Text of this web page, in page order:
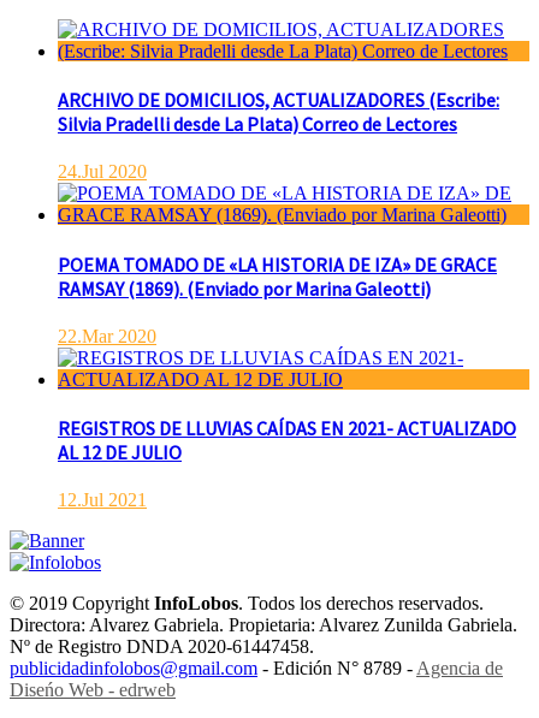
ARCHIVO DE DOMICILIOS, ACTUALIZADORES (Escribe:
Silvia Pradelli desde La Plata) Correo de Lectores
24.Jul 2020
POEMA TOMADO DE «LA HISTORIA DE IZA» DE GRACE
RAMSAY (1869). (Enviado por Marina Galeotti)
22.Mar 2020
REGISTROS DE LLUVIAS CAÍDAS EN 2021- ACTUALIZADO
AL 12 DE JULIO
12.Jul 2021
© 2019 CopyrightInfoLobos. Todos los derechos reservados.
Directora: Alvarez Gabriela. Propietaria: Alvarez Zunilda Gabriela.
Nº de Registro DNDA 2020-61447458.
publicidadinfolobos@gmail.com - Edición N° 8789 -Agencia de
Diseńo Web - edrweb